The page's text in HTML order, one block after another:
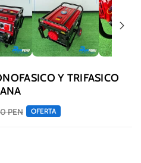
Y TRIFASICO
PEN OFERTA